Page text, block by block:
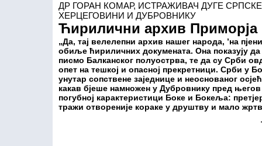
ДР ГОРАН КОМАР, ИСТРАЖИВАЧ ДУГЕ
ХЕРЦЕГОВИНИ И ДУБРОВНИКУ
Ћирилични архив Приморја
„Да, тај велелепни архив нашег народа, ’на
обиље ћириличних докумената. Она показују
писмо Балканског полуострва, те да су Срби
опет на тешкој и опасној прекретници. Срби у
унутар сопствене заједнице и неоснованог
какав бјеше намножен у Дубровнику пред
погубној карактеристици Боке и Бокеља:
тражи отвореније кораке у друштву и мало